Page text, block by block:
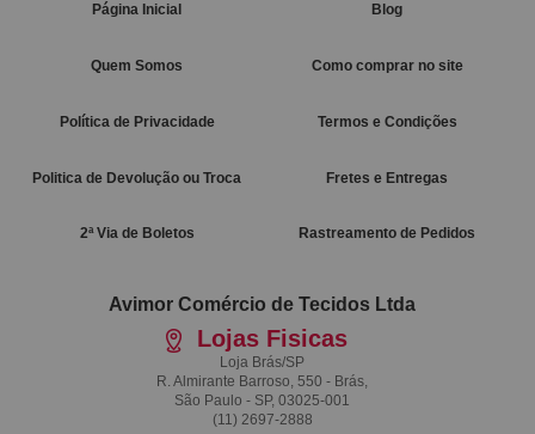
Página Inicial Blog
Quem Somos Como comprar no site
Política de Privacidade Termos e Condições
Politica de Devolução ou Troca Fretes e Entregas
2ª Via de Boletos Rastreamento de Pedidos
Avimor Comércio de Tecidos Ltda
Lojas Fisicas
Loja Brás/SP
R. Almirante Barroso, 550 - Brás,
São Paulo - SP, 03025-001
(11) 2697-2888